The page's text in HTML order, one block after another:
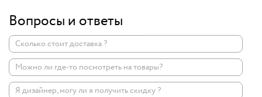
Вопросы и ответы
Сколько стоит доставка ?
Можно ли где-то посмотреть на товары?
Я дизайнер, могу ли я получить скидку ?